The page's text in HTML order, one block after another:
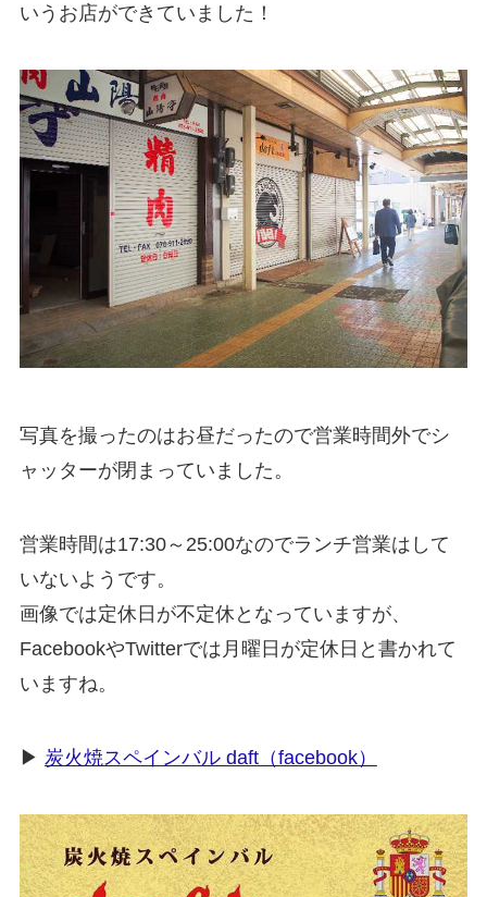
いうお店ができていました！
写真を撮ったのはお昼だったので営業時間外でシ
ャッターが閉まっていました。
営業時間は17:30～25:00なのでランチ営業はして
いないようです。
画像では定休日が不定休となっていますが、
FacebookやTwitterでは月曜日が定休日と書かれて
いますね。
▶ 炭火焼スペインバル daft（facebook）